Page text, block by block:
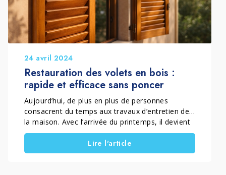
24 avril 2024
Restauration des volets en bois :
rapide et efficace sans poncer
Aujourd’hui, de plus en plus de personnes
consacrent du temps aux travaux d’entretien de
la maison. Avec l’arrivée du printemps, il devient
encore plus naturel de s’occuper de son
logement, en commençant par une intervention
essentielle : la restauration des volets en bois.
Lire l'article